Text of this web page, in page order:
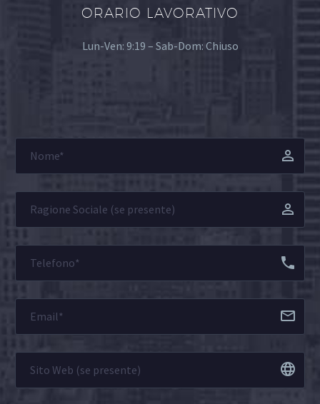
ORARIO LAVORATIVO
Lun-Ven: 9:19 – Sab-Dom: Chiuso